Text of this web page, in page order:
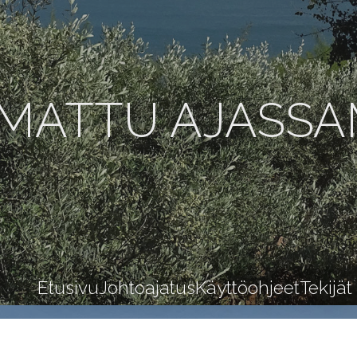
EtusivuJohtoajatusKäyttöohjeetTekijät